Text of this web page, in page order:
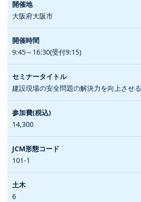
大阪府大阪市
9:45～16:30(受付9:15)
建設現場の安全問題の解決力を向上させる
14,300
101-1
6